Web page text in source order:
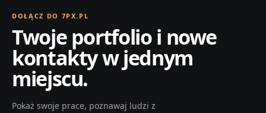
DOŁĄCZ DO 7PX.PL
Twoje portfolio i nowe
kontakty w jednym
miejscu.
Pokaż swoje prace, poznawaj ludzi z